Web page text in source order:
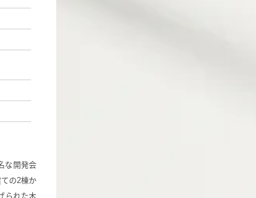
な開発会
の2棟か
られた木